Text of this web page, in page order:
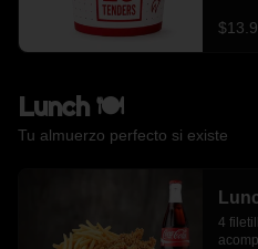
Lunch 🍽️
Tu almuerzo perfecto si existe
4